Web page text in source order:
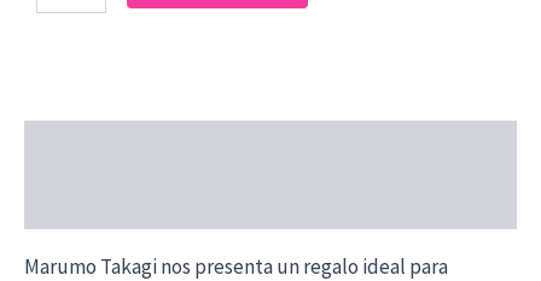
COLOR
Marumo Takagi nos presenta un regalo ideal para